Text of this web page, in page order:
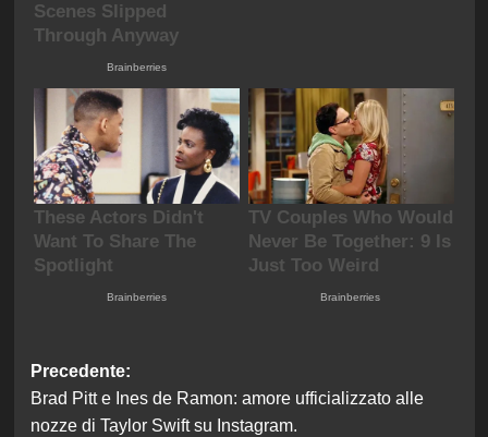
Navigazione
articolo
Precedente:
Brad Pitt e Ines de Ramon: amore ufficializzato alle
nozze di Taylor Swift su Instagram.